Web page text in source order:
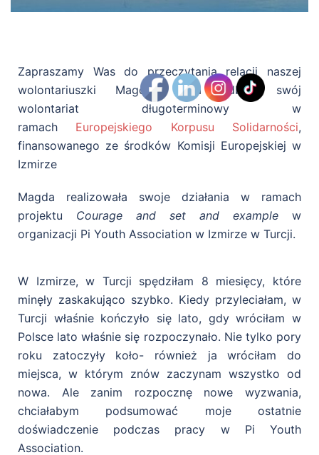
Zapraszamy Was do przeczytania relacji naszej
wolontariuszki Magdy, która odbyła swój
wolontariat długoterminowy w
ramach Europejskiego Korpusu Solidarności,
finansowanego ze środków Komisji Europejskiej w
Izmirze
Magda realizowała swoje działania w ramach
projektu Courage and set and example w
organizacji Pi Youth Association w Izmirze w Turcji.
W Izmirze, w Turcji spędziłam 8 miesięcy, które
minęły zaskakująco szybko. Kiedy przyleciałam, w
Turcji właśnie kończyło się lato, gdy wróciłam w
Polsce lato właśnie się rozpoczynało. Nie tylko pory
roku zatoczyły koło- również ja wróciłam do
miejsca, w którym znów zaczynam wszystko od
nowa. Ale zanim rozpocznę nowe wyzwania,
chciałabym podsumować moje ostatnie
doświadczenie podczas pracy w Pi Youth
Association.